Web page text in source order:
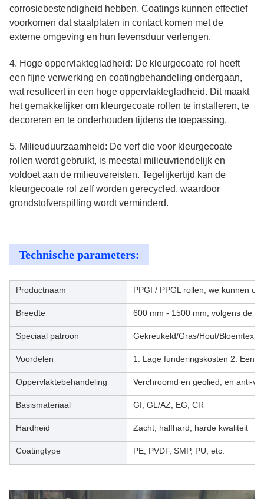
corrosiebestendigheid hebben. Coatings kunnen effectief
voorkomen dat staalplaten in contact komen met de
externe omgeving en hun levensduur verlengen.
4. Hoge oppervlaktegladheid: De kleurgecoate rol heeft
een fijne verwerking en coatingbehandeling ondergaan,
wat resulteert in een hoge oppervlaktegladheid. Dit maakt
het gemakkelijker om kleurgecoate rollen te installeren, te
decoreren en te onderhouden tijdens de toepassing.
5. Milieuduurzaamheid: De verf die voor kleurgecoate
rollen wordt gebruikt, is meestal milieuvriendelijk en
voldoet aan de milieuvereisten. Tegelijkertijd kan de
kleurgecoate rol zelf worden gerecycled, waardoor
grondstofverspilling wordt verminderd.
Technische parameters:
Productnaam PPGI / PPGL rollen, we kunnen
Breedte 600 mm - 1500 mm, volgens de
Speciaal patroon Gekreukeld/Gras/Hout/
Voordelen 1. Lage funderingskosten 2.
Oppervlaktebehandeling Verchroomd en geolied, en anti-
Basismateriaal GI, GL/AZ, EG, CR
Hardheid Zacht, halfhard, harde kwaliteit
Coatingtype PE, PVDF, SMP, PU, etc.